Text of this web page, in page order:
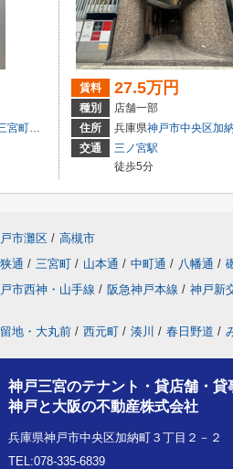
宮町１丁目
賃料 27.5万円
種別
店舗一部
住所
兵庫県神戸市中央区加
交通
三ノ宮駅
徒歩5分
市灘区 / 高槻市
通 / 三宮町 / 山本通 / 中町通 / 八幡通 /
市西神・山手線 / 阪急神戸本線 / 神戸新
留地・大丸前 / 西元町 / 湊川 / 春日野道 /
神戸三宮のテナント・貸店舗・貸
神戸と大阪の不動産株式会社
兵庫県神戸市中央区加納町３丁目２－２
TEL:078-335-6839